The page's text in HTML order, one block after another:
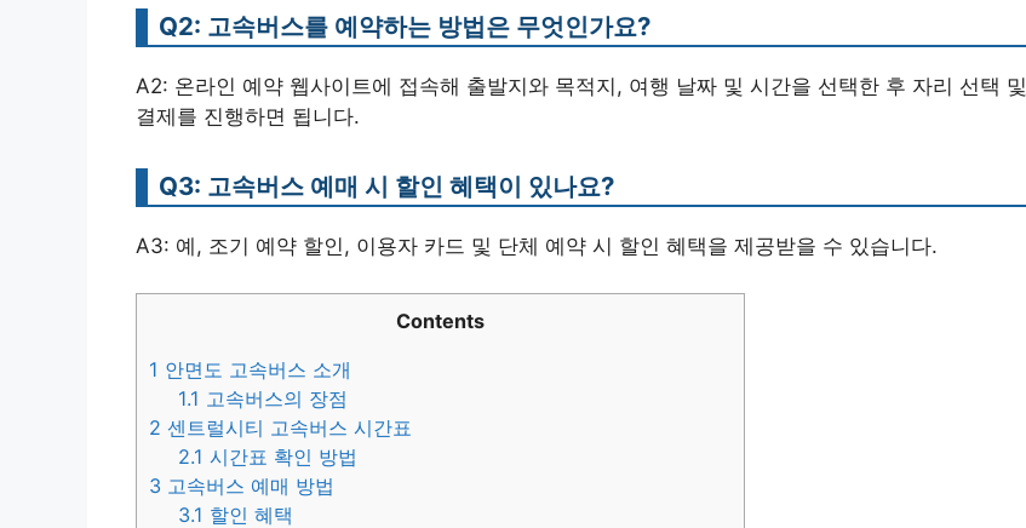
Q2: 고속버스를 예약하는 방법은 무엇인가요?
A2: 온라인 예약 웹사이트에 접속해 출발지와 목적지, 여행 날짜 및 시간을 선택한 후 자리 선택 및
결제를 진행하면 됩니다.
Q3: 고속버스 예매 시 할인 혜택이 있나요?
A3: 예, 조기 예약 할인, 이용자 카드 및 단체 예약 시 할인 혜택을 제공받을 수 있습니다.
Contents
1 안면도 고속버스 소개
1.1 고속버스의 장점
2 센트럴시티 고속버스 시간표
2.1 시간표 확인 방법
3 고속버스 예매 방법
3.1 할인 혜택